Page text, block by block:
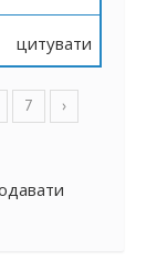
цитувати
7
›